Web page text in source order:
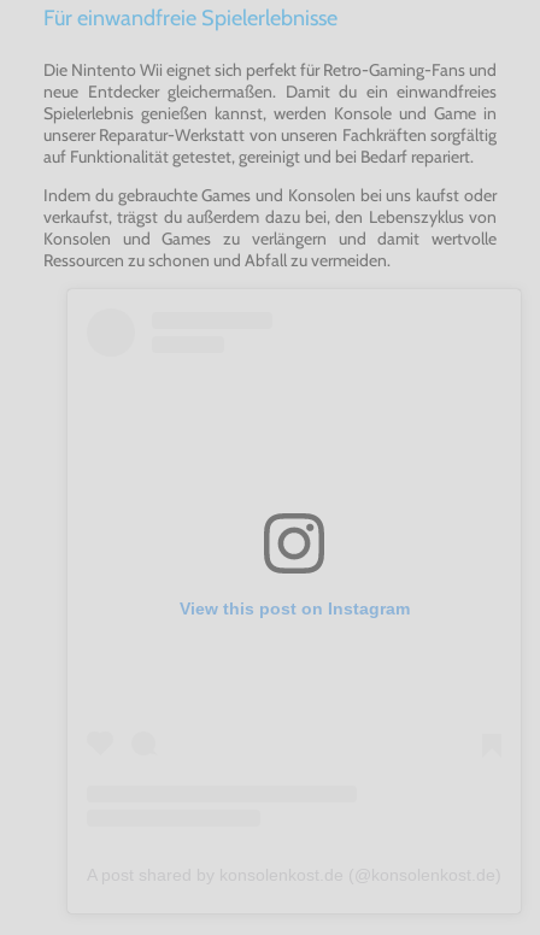
Für einwandfreie Spielerlebnisse
Die Nintento Wii eignet sich perfekt für Retro-Gaming-Fans und
neue Entdecker gleichermaßen. Damit du ein einwandfreies
Spielerlebnis genießen kannst, werden Konsole und Game in
unserer Reparatur-Werkstatt von unseren Fachkräften sorgfältig
auf Funktionalität getestet, gereinigt und bei Bedarf repariert.
Indem du gebrauchte Games und Konsolen bei uns kaufst oder
verkaufst, trägst du außerdem dazu bei, den Lebenszyklus von
Konsolen und Games zu verlängern und damit wertvolle
Ressourcen zu schonen und Abfall zu vermeiden.
View this post on Instagram